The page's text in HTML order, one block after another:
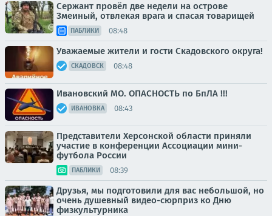
Сержант провёл две недели на острове
Змеиный, отвлекая врага и спасая товарищей
ПАБЛИКИ 08:48
Уважаемые жители и гости Скадовского округа!
СКАДОВСК 08:48
Ивановский МО. ОПАСНОСТЬ по БпЛА !!!
ИВАНОВКА 08:43
Представители Херсонской области приняли
участие в конференции Ассоциации мини-
футбола России
ПАБЛИКИ 08:39
Друзья, мы подготовили для вас небольшой, но
очень душевный видео-сюрприз ко Дню
физкультурника